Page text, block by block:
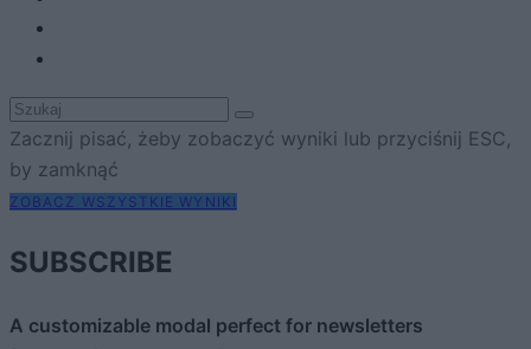
Zacznij pisać, żeby zobaczyć wyniki lub przyciśnij ESC,
by zamknąć
ZOBACZ WSZYSTKIE WYNIKI
SUBSCRIBE
A customizable modal perfect for newsletters